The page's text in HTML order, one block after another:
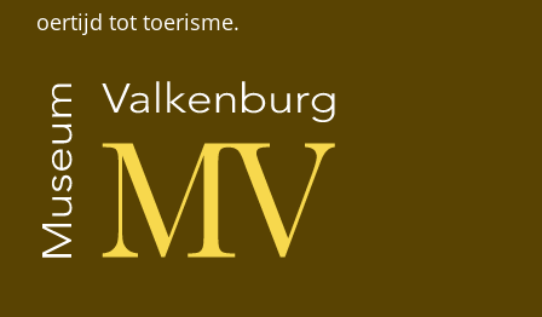
oertijd tot toerisme.